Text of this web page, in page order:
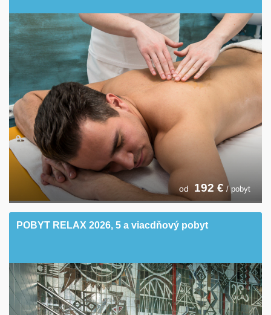
od 192 € / pobyt
POBYT RELAX 2026, 5 a viacdňový pobyt